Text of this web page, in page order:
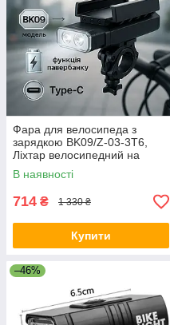
Фара для велосипеда з
зарядкою BK09/Z-03-3T6,
Ліхтар велосипедний на
батарейках, Велоліхтар
передній GT-23
В наявності
714 ₴ 1 330 ₴
Купити
–46%